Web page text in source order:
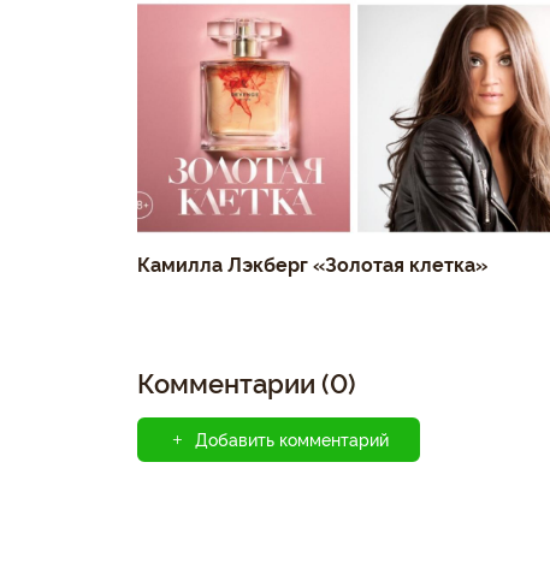
Камилла Лэкберг «Золотая клетка»
Комментарии (0)
Добавить комментарий